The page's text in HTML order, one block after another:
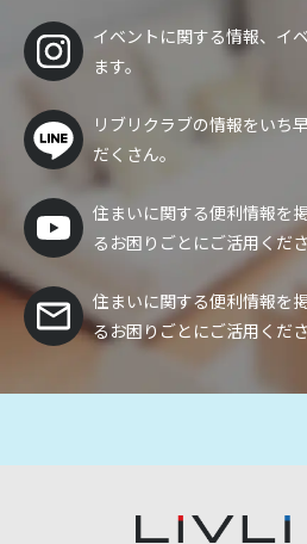
イベントに関する情報、イ
ます。
リブリクラブの情報をいち
だくさん。
住まいに関する便利情報を
るお困りごとにご活用くださ
住まいに関する便利情報を
るお困りごとにご活用くださ